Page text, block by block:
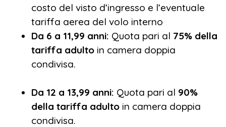
costo del visto d’ingresso e l’eventuale
tariffa aerea del volo interno
Da 6 a 11,99 anni: Quota pari al 75% della
tariffa adulto in camera doppia
condivisa.
Da 12 a 13,99 anni: Quota pari al 90%
della tariffa adulto in camera doppia
condivisa.